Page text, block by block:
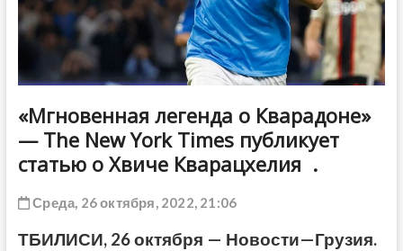
«Мгновенная легенда о Кварадоне»
— The New York Times публикует
статью о Хвиче Кварацхелия .
Среда, 26 октября, 2022, 21:06
ТБИЛИСИ, 26октября — Новости—Грузия.